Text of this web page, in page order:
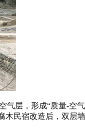
层，形成“质量-空
民宿改造后，双层